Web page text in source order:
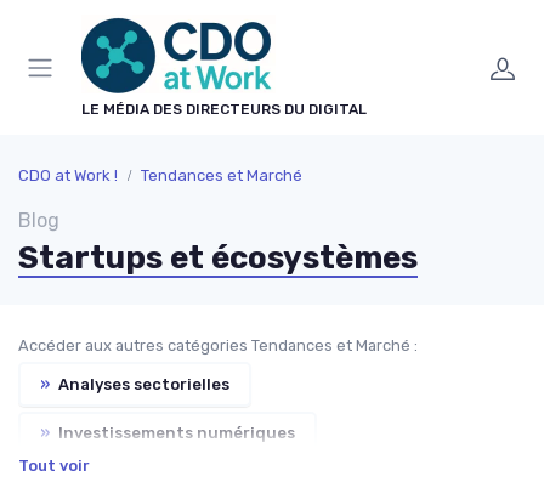
LE MÉDIA DES DIRECTEURS DU DIGITAL
CDO at Work ! Tendances et Marché
Blog
Startups et écosystèmes
Accéder aux autres catégories Tendances et Marché :
» Analyses sectorielles
» Investissements numériques
Tout voir
Panneau de gestion des cookies